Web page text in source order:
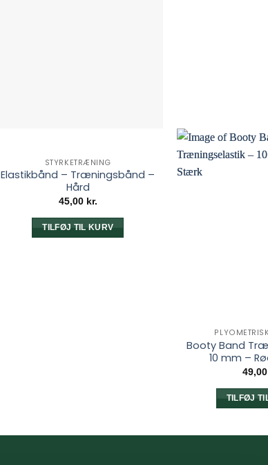
STYRKETRÆNING
Elastikbånd – Træningsbånd –
Hård
45,00 kr.
TILFØJ TIL KURV
Booty Band
10 mm –
TILFØJ